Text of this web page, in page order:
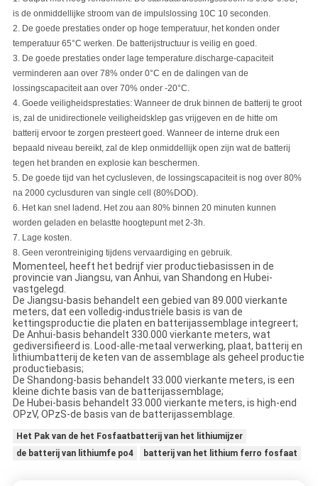
is de onmiddellijke stroom van de impulslossing 10C 10 seconden.
2. De goede prestaties onder op hoge temperatuur, het konden onder
temperatuur 65°C werken. De batterijstructuur is veilig en goed.
3. De goede prestaties onder lage temperature.discharge-capaciteit
verminderen aan over 78% onder 0°C en de dalingen van de
lossingscapaciteit aan over 70% onder -20°C.
4. Goede veiligheidsprestaties: Wanneer de druk binnen de batterij te groot
is, zal de unidirectionele veiligheidsklep gas vrijgeven en de hitte om
batterij ervoor te zorgen presteert goed. Wanneer de interne druk een
bepaald niveau bereikt, zal de klep onmiddellijk open zijn wat de batterij
tegen het branden en explosie kan beschermen.
5. De goede tijd van hetcyclusleven, de lossingscapaciteit is nog over 80%
na 2000 cyclusduren van single cell
(80%DOD).
6. Het kan snel ladend. Het zou aan 80% binnen 20 minuten kunnen
worden geladen en belastte hoogtepunt met 2-3h.
7. Lage kosten.
8. Geen verontreiniging tijdens vervaardiging en gebruik.
Momenteel, heeft het bedrijf vier productiebasissen in de
provincie van Jiangsu, van Anhui, van Shandong en Hubei-
vastgelegd.
De Jiangsu-basis behandelt een gebied van 89.000 vierkante
meters, dat een volledig-industriële basis is van de
kettingsproductie die platen en batterijassemblage integreert;
De Anhui-basis behandelt 330.000 vierkante meters, wat
gediversifieerd is. Lood-alle-metaal verwerking, plaat, batterij en
lithiumbatterij de keten van de assemblage als geheel productie
productiebasis;
De Shandong-basis behandelt 33.000 vierkante meters, is een
kleine dichte basis van de batterijassemblage;
De Hubei-basis behandelt 33.000 vierkante meters, is high-end
OPzV, OPzS-de basis van de batterijassemblage.
Het Pak van de het Fosfaatbatterij van het lithiumijzer
de batterij van lithiumfe po4
batterij van het lithium ferro fosfaat